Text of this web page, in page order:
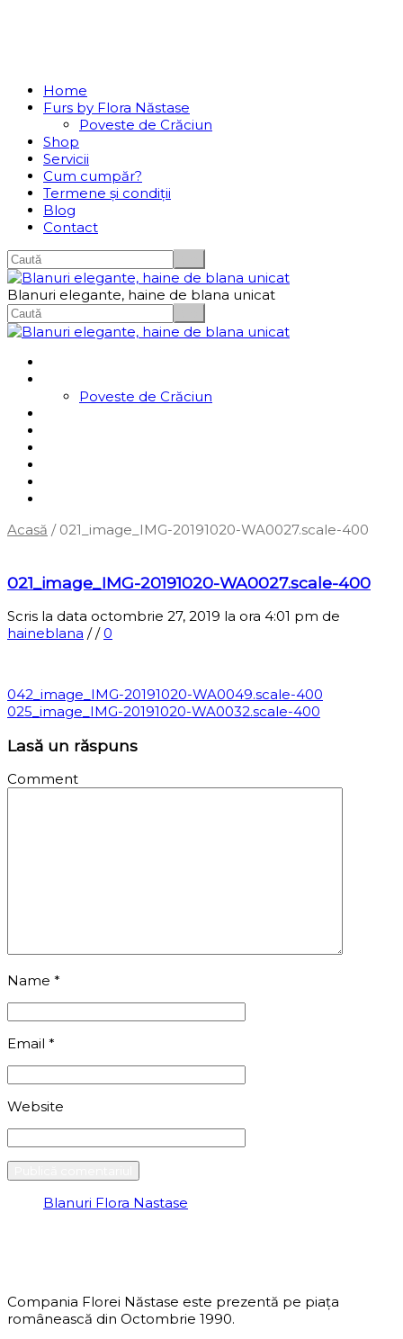
Home
Furs by Flora Năstase
Poveste de Crăciun
Shop
Servicii
Cum cumpăr?
Termene și condiții
Blog
Contact
Blanuri elegante, haine de blana unicat
Poveste de Crăciun
Acasă / 021_image_IMG-20191020-WA0027.scale-400
021_image_IMG-20191020-WA0027.scale-400
Scris la data octombrie 27, 2019 la ora 4:01 pm de
haineblana //0
042_image_IMG-20191020-WA0049.scale-400
025_image_IMG-20191020-WA0032.scale-400
Lasă un răspuns
Comment
Name *
Email *
Website
Blanuri Flora Nastase
Compania Florei Năstase este prezentă pe piața
românească din Octombrie 1990.